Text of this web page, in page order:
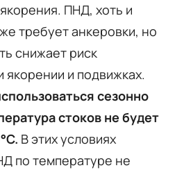
ПНД, хоть и
требует анкеровки, но
снижает риск
якорении и подвижках.
сезонно
стоков не будет
В этих условиях
по температуре не